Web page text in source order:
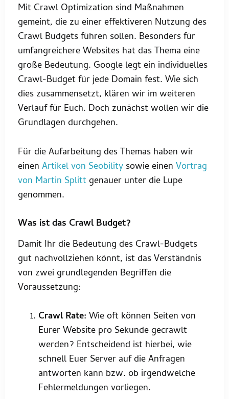
Mit Crawl Optimization sind Maßnahmen
gemeint, die zu einer effektiveren Nutzung des
Crawl Budgets führen sollen. Besonders für
umfangreichere Websites hat das Thema eine
große Bedeutung. Google legt ein individuelles
Crawl-Budget für jede Domain fest. Wie sich
dies zusammensetzt, klären wir im weiteren
Verlauf für Euch. Doch zunächst wollen wir die
Grundlagen durchgehen.
Für die Aufarbeitung des Themas haben wir
einen Artikel von Seobility sowie einen Vortrag
von Martin Splittgenauer unter die Lupe
genommen.
Was ist das Crawl Budget?
Damit Ihr die Bedeutung des Crawl-Budgets
gut nachvollziehen könnt, ist das Verständnis
von zwei grundlegenden Begriffen die
Voraussetzung:
Crawl Rate: Wie oft können Seiten von
Eurer Website pro Sekunde gecrawlt
werden? Entscheidend ist hierbei, wie
schnell Euer Server auf die Anfragen
antworten kann bzw. ob irgendwelche
Fehlermeldungen vorliegen.